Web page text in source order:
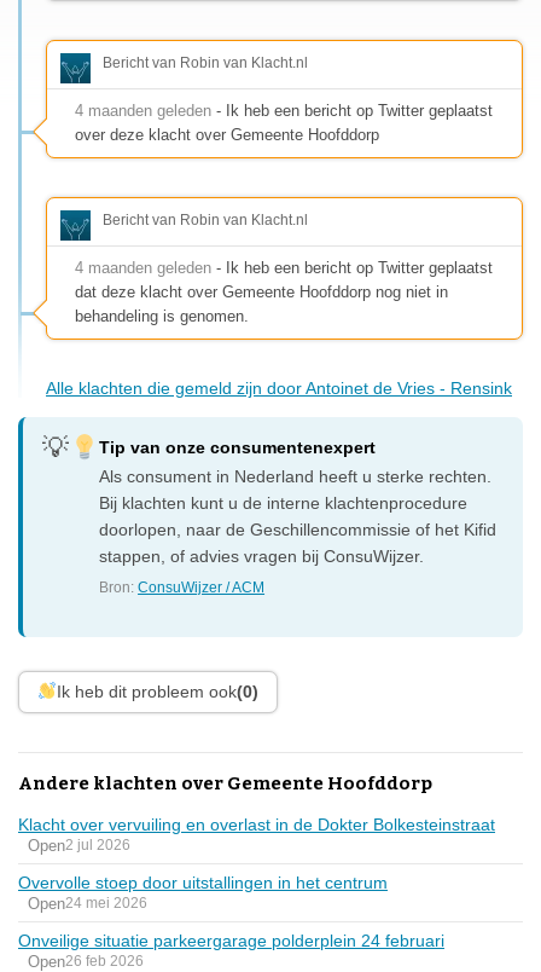
Bericht van Robin van Klacht.nl
4 maanden geleden - Ik heb een bericht op Twitter geplaatst
over deze klacht over Gemeente Hoofddorp
Bericht van Robin van Klacht.nl
4 maanden geleden - Ik heb een bericht op Twitter geplaatst
dat deze klacht over Gemeente Hoofddorp nog niet in
behandeling is genomen.
Alle klachten die gemeld zijn door Antoinet de Vries - Rensink
Tip van onze consumentenexpert
Als consument in Nederland heeft u sterke rechten.
Bij klachten kunt u de interne klachtenprocedure
doorlopen, naar de Geschillencommissie of het Kifid
stappen, of advies vragen bij ConsuWijzer.
Bron:ConsuWijzer / ACM
Ik heb dit probleem ook(0)
Andere klachten over Gemeente Hoofddorp
Klacht over vervuiling en overlast in de Dokter Bolkesteinstraat
Open2 jul 2026
Overvolle stoep door uitstallingen in het centrum
Open24 mei 2026
Onveilige situatie parkeergarage polderplein 24 februari
Open26 feb 2026